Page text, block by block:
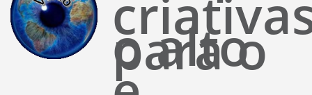
para o
o alto